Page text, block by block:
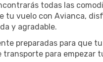
todas las
tu vuelo con Avianca,
y agradable.
preparadas para que
para empezar